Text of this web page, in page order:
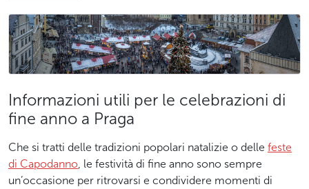
Informazioni utili per le celebrazioni di
fine anno a Praga
Che si tratti delle tradizioni popolari natalizie o delle feste
di Capodanno , le festività di fine anno sono sempre
un’occasione per ritrovarsi e condividere momenti di